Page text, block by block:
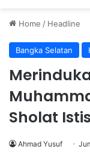
Home / Headline
Bangka Selatan
Sholat
Ahmad Yusuf